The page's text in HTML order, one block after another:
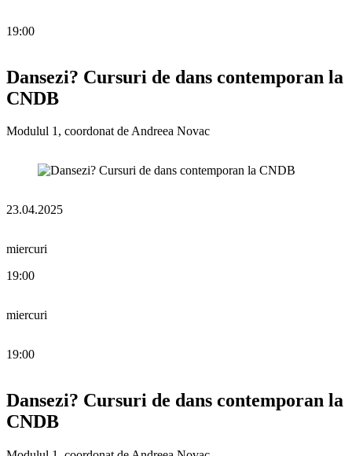
19:00
Dansezi? Cursuri de dans contemporan la
CNDB
Modulul 1, coordonat de Andreea Novac
23.04.2025
miercuri
19:00
miercuri
19:00
Dansezi? Cursuri de dans contemporan la
CNDB